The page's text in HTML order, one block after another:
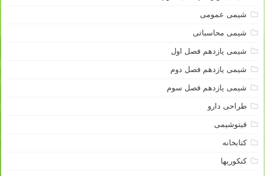
شیمی عمومی
شیمی محاسباتی
شیمی یازدهم فصل اول
شیمی یازدهم فصل دوم
شیمی یازدهم فصل سوم
طراحی دارو
فیتوشیمی
کتابخانه
کنکوریها